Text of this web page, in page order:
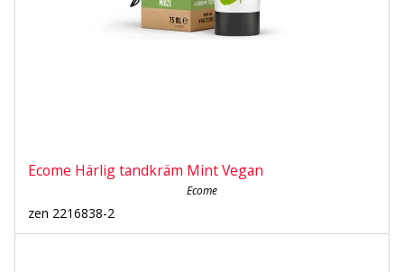
Ecome Härlig tandkräm Mint Vegan
Ecome
zen 2216838-2